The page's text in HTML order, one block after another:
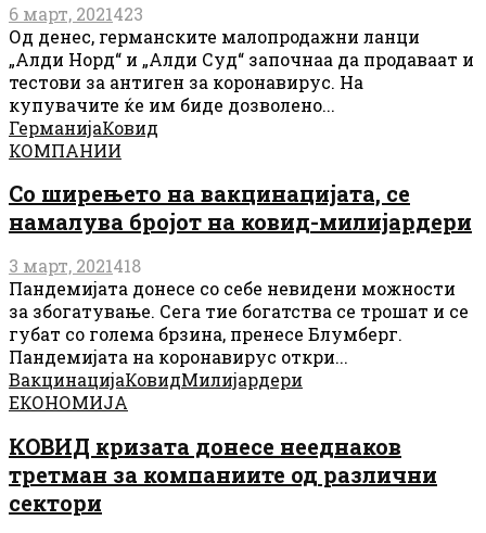
6 март, 2021423
Од денес, германските малопродажни ланци
„Алди Норд“ и „Алди Суд“ започнаа да продаваат и
тестови за антиген за коронавирус. На
купувачите ќе им биде дозволено...
ГерманијаКовид
КОМПАНИИ
Со ширењето на вакцинацијата, се
намалува бројот на ковид-милијардери
3 март, 2021418
Пандемијата донесе со себе невидени можности
за збогатување. Сега тие богатства се трошат и се
губат со голема брзина, пренесе Блумберг.
Пандемијата на коронавирус откри...
ВакцинацијаКовидМилијардери
ЕКОНОМИЈА
КОВИД кризата донесе нееднаков
третман за компаниите од различни
сектори